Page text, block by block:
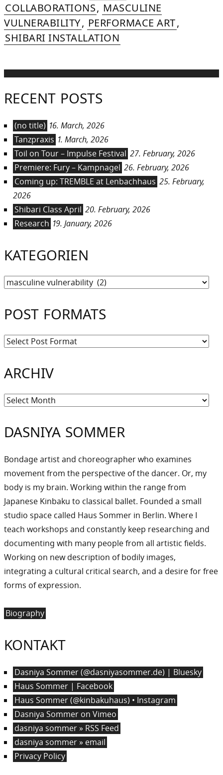
COLLABORATIONS, MASCULINE
VULNERABILITY, PERFORMACE ART,
SHIBARI INSTALLATION
RECENT POSTS
(no title) 16. March, 2026
Tanzpraxis 1. March, 2026
Toil on Tour – Impulse Festival 27. February, 2026
Premiere: Fury – Kampnagel 26. February, 2026
Coming up: TREMBLE at Lenbachhaus 25. February,
2026
Shibari Class April 20. February, 2026
Research 19. January, 2026
KATEGORIEN
Kategorien
POST FORMATS
ARCHIV
Archiv
DASNIYA SOMMER
Bondage artist and choreographer who examines
movement from the perspective of the dancer. Or, my
body is my brain. Working within the range from
Japanese Kinbaku to classical ballet. Founded a small
studio space called Haus Sommer in Berlin. Where I
teach workshops and constantly keep researching and
documenting with many people from all artistic fields.
Working on new description of bodily images,
integrating a cultural critical search, and a desire for free
forms of expression.
Biography
KONTAKT
Dasniya Sommer (@dasniyasommer.de) | Bluesky
Haus Sommer | Facebook
Haus Sommer (@kinbakuhaus) • Instagram
Dasniya Sommer on Vimeo
dasniya sommer » RSS Feed
dasniya sommer » email
Privacy Policy